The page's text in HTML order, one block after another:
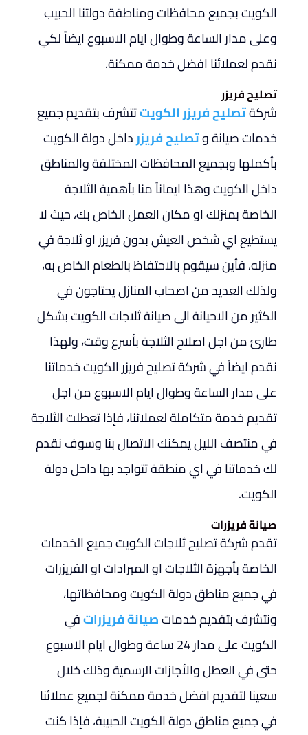
الكويت بجميع محافظات ومناطقة دولتنا الحبيب
وعلى مدار الساعة وطوال ايام الاسبوع ايضاً لكي
نقدم لعملائنا افضل خدمة ممكنة.
تصليحفريزر
شركةتصليح فريزر الكويتتتشرف بتقديم جميع
خدمات صيانة وتصليح فريزرداخل دولة الكويت
بأكملها وبجميع المحافظات المختلفة والمناطق
داخل الكويت وهذا ايماناً منا بأهمية الثلاجة
الخاصة بمنزلك او مكان العمل الخاص بك، حيث لا
يستطيع اي شخص العيش بدون فريزر او ثلاجة في
منزله، فأين سيقوم بالاحتفاظ بالطعام الخاص به،
ولذلك العديد من اصحاب المنازل يحتاجون في
الكثير من الاحيانة الى صيانة ثلاجات الكويت بشكل
طارئ من اجل اصلاح الثلاجة بأسرع وقت، ولهذا
نقدم ايضاً في شركة تصليح فريزر الكويت خدماتنا
على مدار الساعة وطوال ايام الاسبوع من اجل
تقديم خدمة متكاملة لعملائنا، فإذا تعطلت الثلاجة
في منتصف الليل يمكنك الاتصال بنا وسوف نقدم
لك خدماتنا في اي منطقة تتواجد بها داحل دولة
الكويت.
صيانة فريزرات
تقدم شركة تصليح ثلاجات الكويت جميع الخدمات
الخاصة بأجهزة الثلاجات او المبرادات او الفريزرات
في جميع مناطق دولة الكويت ومحافظاتها،
ونتشرف بتقديم خدماتصيانة فريزراتفي
الكويت على مدار 24 ساعة وطوال ايام الاسبوع
حتى في العطل والأجازات الرسمية وذلك خلال
سعينا لتقديم افضل خدمة ممكنة لجميع عملائنا
في جميع مناطق دولة الكويت الحبيبة، فإذا كنت